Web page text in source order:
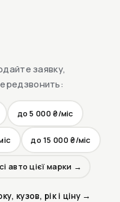
заявку,
до 5 000 ₴/міс
до 15 000 ₴/міс
авто цієї марки →
кузов, рік і ціну →